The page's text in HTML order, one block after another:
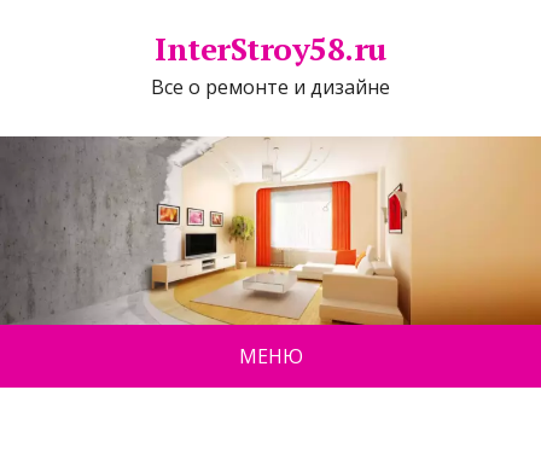
InterStroy58.ru
Все о ремонте и дизайне
МЕНЮ